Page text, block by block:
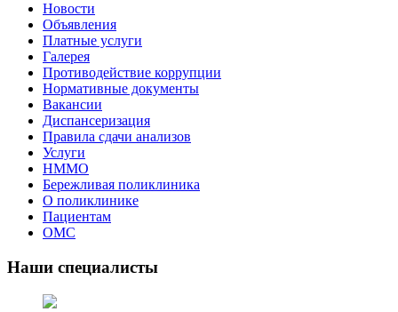
Новости
Объявления
Платные услуги
Галерея
Противодействие коррупции
Нормативные документы
Вакансии
Диспансеризация
Правила сдачи анализов
Услуги
НММО
Бережливая поликлиника
О поликлинике
Пациентам
ОМС
Наши специалисты